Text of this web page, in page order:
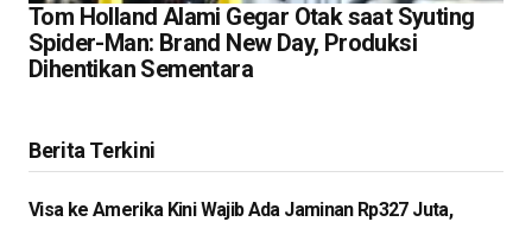
Tom Holland Alami Gegar Otak saat Syuting
Spider-Man: Brand New Day, Produksi
Dihentikan Sementara
Berita Terkini
Visa ke Amerika Kini Wajib Ada Jaminan Rp327 Juta,